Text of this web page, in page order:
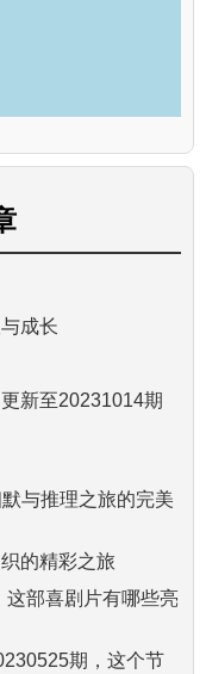
成长
新至20231014期
与推理之旅的完美
的精彩之旅
这部喜剧片有哪些亮
期，这个节